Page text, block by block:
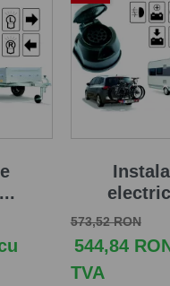
Pret de baza
573,52 RONPret
544,84
TVA